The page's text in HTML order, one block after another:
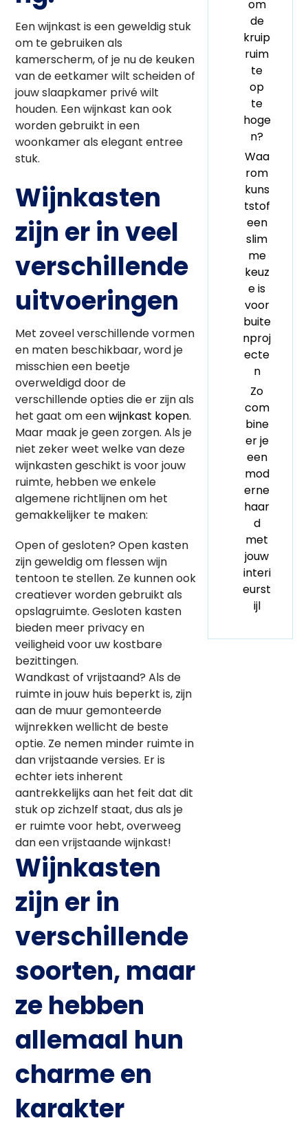
Een wijnkast is een geweldig stuk
om te gebruiken als
kamerscherm, of je nu de keuken
van de eetkamer wilt scheiden of
jouw slaapkamer privé wilt
houden. Een wijnkast kan ook
worden gebruikt in een
woonkamer als elegant entree
stuk.
Wijnkasten
zijn er in veel
verschillende
uitvoeringen
Met zoveel verschillende vormen
en maten beschikbaar, word je
misschien een beetje
overweldigd door de
verschillende opties die er zijn als
het gaat om eenwijnkast kopen.
Maar maak je geen zorgen. Als je
niet zeker weet welke van deze
wijnkasten geschikt is voor jouw
ruimte, hebben we enkele
algemene richtlijnen om het
gemakkelijker te maken:
Open of gesloten? Open kasten
zijn geweldig om flessen wijn
tentoon te stellen. Ze kunnen ook
creatiever worden gebruikt als
opslagruimte. Gesloten kasten
bieden meer privacy en
veiligheid voor uw kostbare
bezittingen.
Wandkast of vrijstaand? Als de
ruimte in jouw huis beperkt is, zijn
aan de muur gemonteerde
wijnrekken wellicht de beste
optie. Ze nemen minder ruimte in
dan vrijstaande versies. Er is
echter iets inherent
aantrekkelijks aan het feit dat dit
stuk op zichzelf staat, dus als je
er ruimte voor hebt, overweeg
dan een vrijstaande wijnkast!
Wijnkasten
zijn er in
verschillende
soorten, maar
ze hebben
allemaal hun
charme en
karakter
om
de
kruip
ruim
te
op
te
hoge
n?
Waa
rom
kuns
tstof
een
slim
me
keuz
e is
voor
buite
nproj
ecte
n
Zo
com
bine
er je
een
mod
erne
haar
d
met
jouw
interi
eurst
ijl